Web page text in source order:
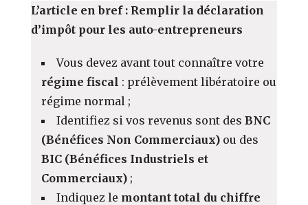
L’article en bref : Remplir la déclaration
d’impôt pour les auto-entrepreneurs
Vous devez avant tout connaître votre
régime fiscal : prélèvement libératoire ou
régime normal ;
Identifiez si vos revenus sont desBNC
(Bénéfices Non Commerciaux) ou des
BIC (Bénéfices Industriels et
Commerciaux) ;
Indiquez le montant total du chiffre